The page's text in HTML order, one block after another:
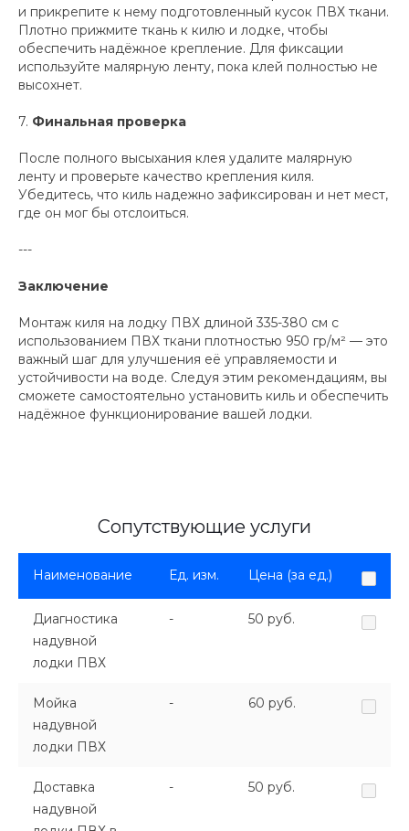
и прикрепите к нему подготовленный кусок ПВХ ткани.
Плотно прижмите ткань к килю и лодке, чтобы
обеспечить надёжное крепление. Для фиксации
используйте малярную ленту, пока клей полностью не
высохнет.
7. Финальная проверка
После полного высыхания клея удалите малярную
ленту и проверьте качество крепления киля.
Убедитесь, что киль надежно зафиксирован и нет мест,
где он мог бы отслоиться.
---
Заключение
Монтаж киля на лодку ПВХ длиной 335-380 см с
использованием ПВХ ткани плотностью 950 гр/м² — это
важный шаг для улучшения её управляемости и
устойчивости на воде. Следуя этим рекомендациям, вы
сможете самостоятельно установить киль и обеспечить
надёжное функционирование вашей лодки.
Сопутствующие услуги
Наименование Ед. изм. Цена (за ед.)
Диагностика
надувной
лодки ПВХ
- 50 руб.
Мойка
надувной
лодки ПВХ
- 60 руб.
Доставка
надувной
- 50 руб.